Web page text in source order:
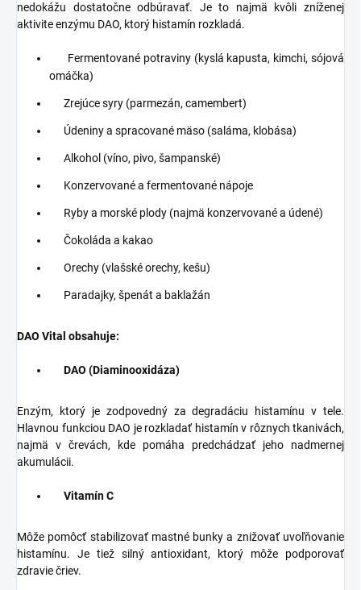
nedokážu dostatočne odbúravať. Je to najmä kvôli zníženej
aktivite enzýmu DAO, ktorý histamín rozkladá.
Fermentované potraviny (kyslá kapusta, kimchi, sójová
omáčka)
Zrejúce syry (parmezán, camembert)
Údeniny a spracované mäso (saláma, klobása)
Alkohol (víno, pivo, šampanské)
Konzervované a fermentované nápoje
Ryby a morské plody (najmä konzervované a údené)
Čokoláda a kakao
Orechy (vlašské orechy, kešu)
Paradajky, špenát a baklažán
DAO Vital obsahuje:
DAO (Diaminooxidáza)
Enzým, ktorý je zodpovedný za degradáciu histamínu v tele.
Hlavnou funkciou DAO je rozkladať histamín v rôznych tkanivách,
najmä v črevách, kde pomáha predchádzať jeho nadmernej
akumulácii.
Vitamín C
Môže pomôcť stabilizovať mastné bunky a znižovať uvoľňovanie
histamínu. Je tiež silný antioxidant, ktorý môže podporovať
zdravie čriev.